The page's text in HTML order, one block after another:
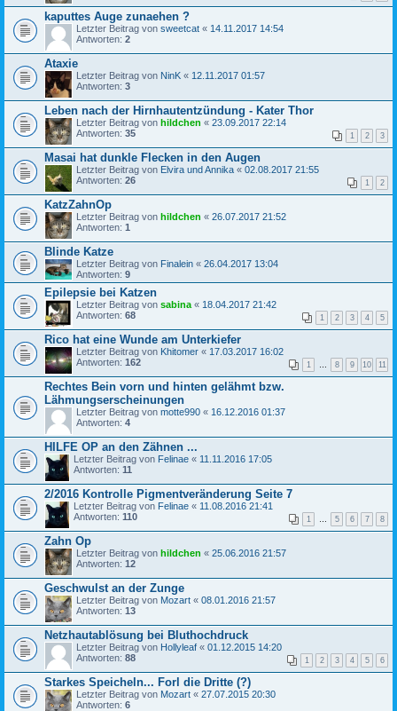
kaputtes Auge zunaehen ?
Letzter Beitrag von sweetcat « 14.11.2017 14:54
Antworten: 2
Ataxie
Letzter Beitrag von NinK « 12.11.2017 01:57
Antworten: 3
Leben nach der Hirnhautentzündung - Kater Thor
Letzter Beitrag von hildchen « 23.09.2017 22:14
Antworten: 35 1 2 3
Masai hat dunkle Flecken in den Augen
Letzter Beitrag von Elvira und Annika « 02.08.2017 21:55
Antworten: 26 1 2
KatzZahnOp
Letzter Beitrag von hildchen « 26.07.2017 21:52
Antworten: 1
Blinde Katze
Letzter Beitrag von Finalein « 26.04.2017 13:04
Antworten: 9
Epilepsie bei Katzen
Letzter Beitrag von sabina « 18.04.2017 21:42
Antworten: 68 1 2 3 4 5
Rico hat eine Wunde am Unterkiefer
Letzter Beitrag von Khitomer « 17.03.2017 16:02
Antworten: 162 1 … 8 9 10 11
Rechtes Bein vorn und hinten gelähmt bzw.
Lähmungserscheinungen
Letzter Beitrag von motte990 « 16.12.2016 01:37
Antworten: 4
HILFE OP an den Zähnen ...
Letzter Beitrag von Felinae « 11.11.2016 17:05
Antworten: 11
2/2016 Kontrolle Pigmentveränderung Seite 7
Letzter Beitrag von Felinae « 11.08.2016 21:41
Antworten: 110 1 … 5 6 7 8
Zahn Op
Letzter Beitrag von hildchen « 25.06.2016 21:57
Antworten: 12
Geschwulst an der Zunge
Letzter Beitrag von Mozart « 08.01.2016 21:57
Antworten: 13
Netzhautablösung bei Bluthochdruck
Letzter Beitrag von Hollyleaf « 01.12.2015 14:20
Antworten: 88 1 2 3 4 5 6
Starkes Speicheln... Forl die Dritte (?)
Letzter Beitrag von Mozart « 27.07.2015 20:30
Antworten: 6